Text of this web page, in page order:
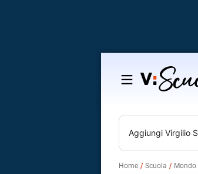
Salta
contenuto
Aggiungi Virgilio
Home Scuola Mondo